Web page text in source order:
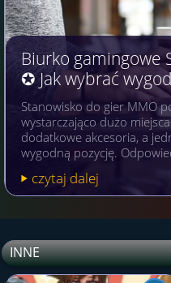
Biurko gamingowe
✪ Jak wybrać
Stanowisko do gier MMO
wystarczająco dużo
dodatkowe akcesoria, a
wygodną pozycję.
czytaj dalej
INNE